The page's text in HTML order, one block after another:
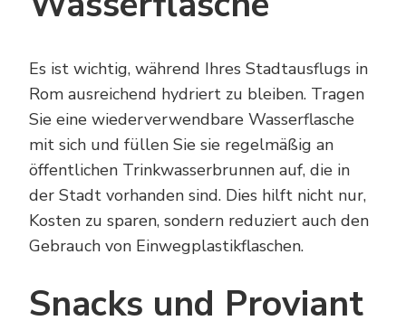
Es ist wichtig, während Ihres Stadtausflugs in
Rom ausreichend hydriert zu bleiben. Tragen
Sie eine wiederverwendbare Wasserflasche
mit sich und füllen Sie sie regelmäßig an
öffentlichen Trinkwasserbrunnen auf, die in
der Stadt vorhanden sind. Dies hilft nicht nur,
Kosten zu sparen, sondern reduziert auch den
Gebrauch von Einwegplastikflaschen.
Snacks und Proviant